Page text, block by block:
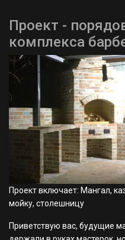
Проект -
комплекса
Проект включает: Мангал,
мойку, столешницу
Приветствую вас, будущие